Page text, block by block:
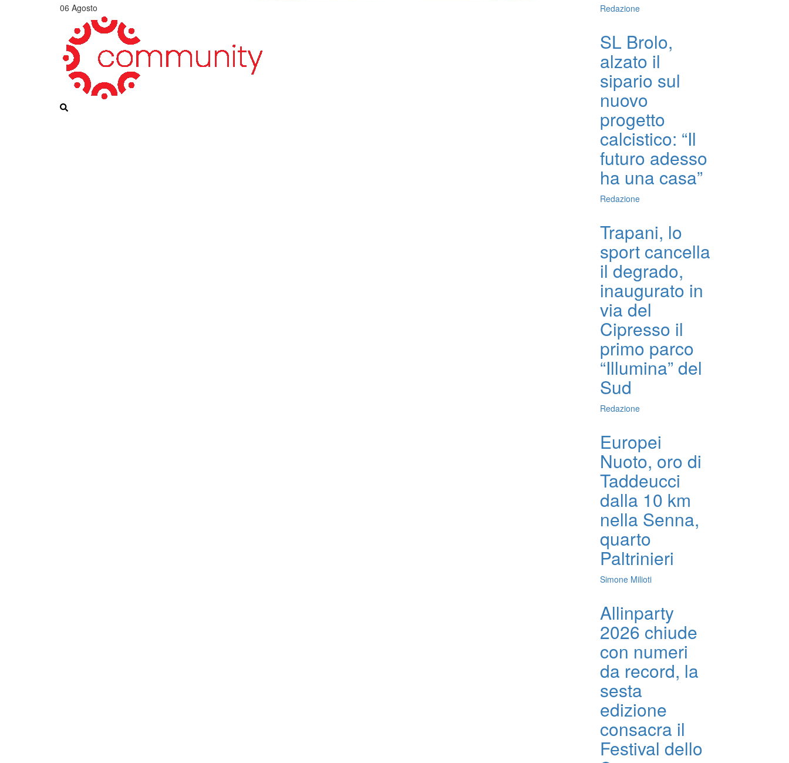
06 Agosto Redazione
SL Brolo,
alzato il
sipario sul
nuovo
progetto
calcistico: “Il
futuro adesso
ha una casa”
Redazione
Trapani, lo
sport cancella
il degrado,
inaugurato in
via del
Cipresso il
primo parco
“Illumina” del
Sud
Redazione
Europei
Nuoto, oro di
Taddeucci
dalla 10 km
nella Senna,
quarto
Paltrinieri
Simone Milioti
Allinparty
2026 chiude
con numeri
da record, la
sesta
edizione
consacra il
Festival dello